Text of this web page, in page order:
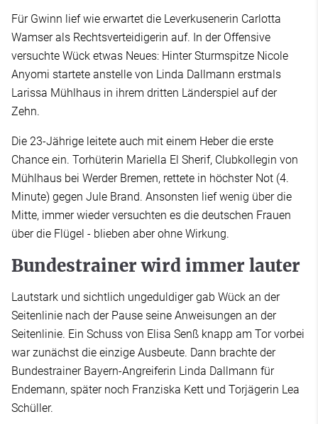
Für Gwinn lief wie erwartet die Leverkusenerin Carlotta
Wamser als Rechtsverteidigerin auf. In der Offensive
versuchte Wück etwas Neues: Hinter Sturmspitze Nicole
Anyomi startete anstelle von Linda Dallmann erstmals
Larissa Mühlhaus in ihrem dritten Länderspiel auf der
Zehn.
Die 23-Jährige leitete auch mit einem Heber die erste
Chance ein. Torhüterin Mariella El Sherif, Clubkollegin von
Mühlhaus bei Werder Bremen, rettete in höchster Not (4.
Minute) gegen Jule Brand. Ansonsten lief wenig über die
Mitte, immer wieder versuchten es die deutschen Frauen
über die Flügel - blieben aber ohne Wirkung.
Bundestrainer wird immer lauter
Lautstark und sichtlich ungeduldiger gab Wück an der
Seitenlinie nach der Pause seine Anweisungen an der
Seitenlinie. Ein Schuss von Elisa Senß knapp am Tor vorbei
war zunächst die einzige Ausbeute. Dann brachte der
Bundestrainer Bayern-Angreiferin Linda Dallmann für
Endemann, später noch Franziska Kett und Torjägerin Lea
Schüller.